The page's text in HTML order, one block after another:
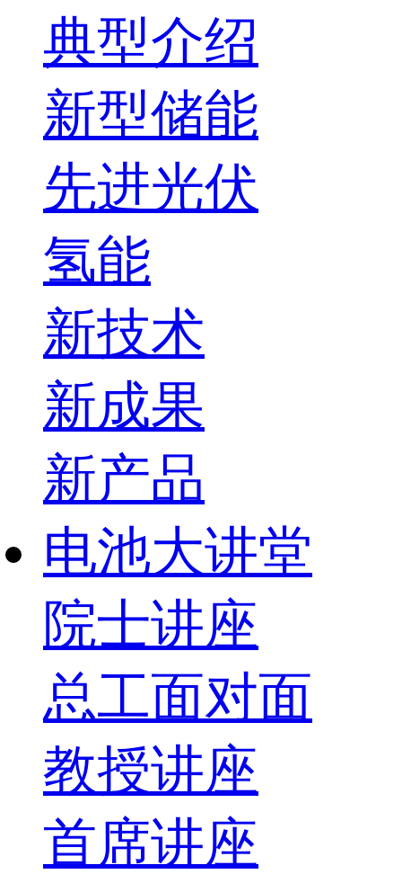
典型介绍
新型储能
先进光伏
氢能
新技术
新成果
新产品
电池大讲堂
院士讲座
总工面对面
教授讲座
首席讲座